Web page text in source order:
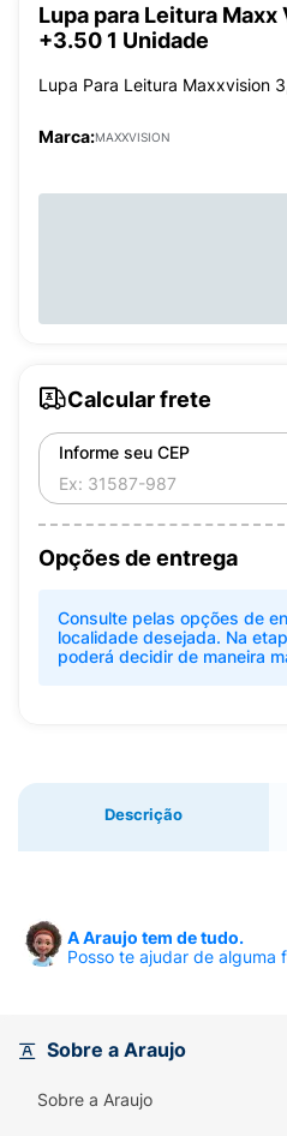
Lupa para Leitura Maxx
+3.50 1 Unidade
Lupa Para Leitura Maxxvision
Marca:MAXXVISION
Calcular frete
Informe seu CEP
Opções de entrega
Consulte pelas opções de
localidade desejada. Na
poderá decidir de maneira
Descrição
A Araujo tem de tudo.
Posso te ajudar de alguma
Sobre a Araujo
Sobre a Araujo